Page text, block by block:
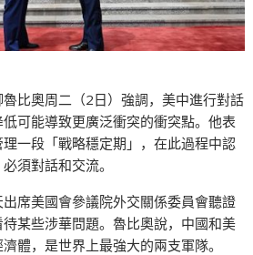
魯比奧周二（2日）強調，美中進行對話
可能導致更廣泛衝突的衝突點。他表
一段「戰略穩定期」，在此過程中認
須對話和交流。
席美國會參議院外交關係委員會聽證
某些涉華問題。魯比奧說，中國和美
體，是世界上最強大的兩支軍隊。